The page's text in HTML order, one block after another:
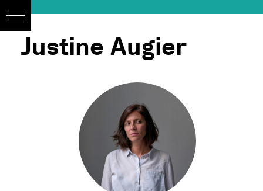
Justine Augier